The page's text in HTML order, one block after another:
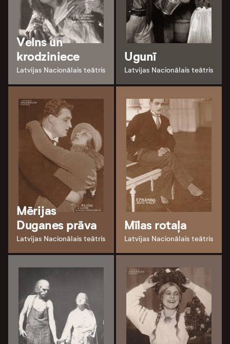
Velns un
krodziniece
Latvijas Nacionālais teātris
Ugunī
Latvijas Nacionālais teātris
Mērijas
Duganes prāva
Latvijas Nacionālais teātris
Mīlas rotaļa
Latvijas Nacionālais teātris